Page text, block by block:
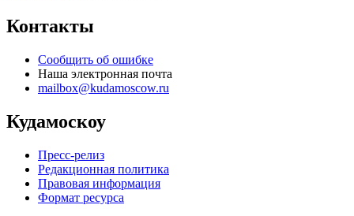
Контакты
Сообщить об ошибке
Наша электронная почта
mailbox@kudamoscow.ru
Кудамоскоу
Пресс-релиз
Редакционная политика
Правовая информация
Формат ресурса